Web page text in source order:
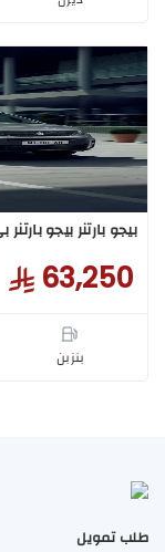
ديزل
بيجو بارتنر بي 2025
طلب تمويل